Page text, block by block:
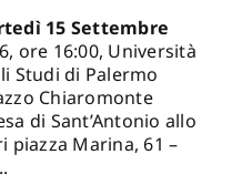
15 Settembre
ore 16:00, Università
Studi di Palermo
Chiaromonte
di Sant’Antonio allo
piazza Marina, 61 –